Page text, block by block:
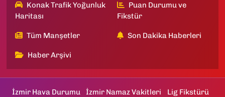
Konak Trafik Yoğunluk
Haritası
Puan Durumu ve
Fikstür
Tüm Manşetler Son Dakika Haberleri
Haber Arşivi
İzmir Hava Durumu İzmir Namaz Vakitleri
Lig Fikstürü